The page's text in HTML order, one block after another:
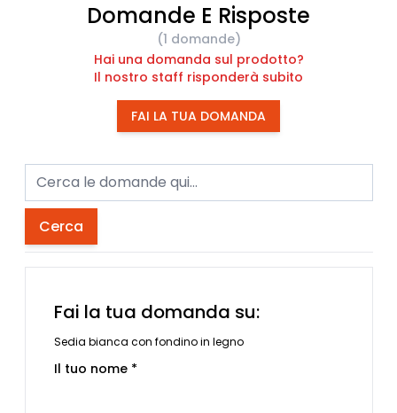
Domande E Risposte
(1 domande)
Hai una domanda sul prodotto?
Il nostro staff risponderà subito
FAI LA TUA DOMANDA
Cerca
Fai la tua domanda su:
Sedia bianca con fondino in legno
Il tuo nome *